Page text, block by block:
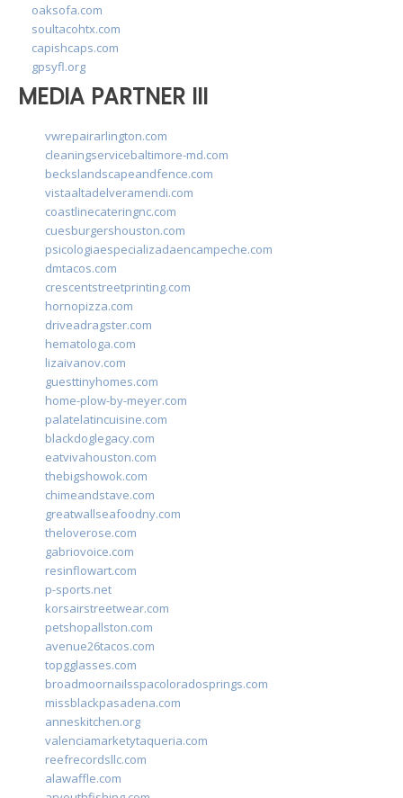
oaksofa.com
soultacohtx.com
capishcaps.com
gpsyfl.org
MEDIA PARTNER III
vwrepairarlington.com
cleaningservicebaltimore-md.com
beckslandscapeandfence.com
vistaaltadelveramendi.com
coastlinecateringnc.com
cuesburgershouston.com
psicologiaespecializadaencampeche.com
dmtacos.com
crescentstreetprinting.com
hornopizza.com
driveadragster.com
hematologa.com
lizaivanov.com
guesttinyhomes.com
home-plow-by-meyer.com
palatelatincuisine.com
blackdoglegacy.com
eatvivahouston.com
thebigshowok.com
chimeandstave.com
greatwallseafoodny.com
theloverose.com
gabriovoice.com
resinflowart.com
p-sports.net
korsairstreetwear.com
petshopallston.com
avenue26tacos.com
topgglasses.com
broadmoornailsspacoloradosprings.com
missblackpasadena.com
anneskitchen.org
valenciamarketytaqueria.com
reefrecordsllc.com
alawaffle.com